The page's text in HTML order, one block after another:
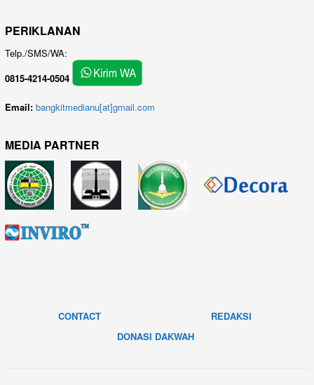
PERIKLANAN
Telp./SMS/WA:
0815-4214-0504
Email: bangkitmedianu[at]gmail.com
MEDIA PARTNER
CONTACT
REDAKSI
DONASI DAKWAH